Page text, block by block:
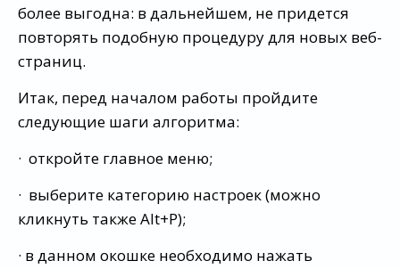
более выгодна: в дальнейшем, не придется
повторять подобную процедуру для новых веб-
страниц.
Итак, перед началом работы пройдите
следующие шаги алгоритма:
· откройте главное меню;
· выберите категорию настроек (можно
кликнуть также Alt+P);
· в данном окошке необходимо нажать